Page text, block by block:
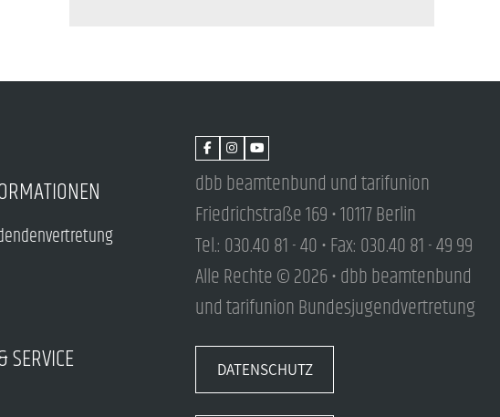
SERVICE
dbb beamtenbund und tarifunion
Friedrichstraße 169 • 10117 Berlin
Tel.: 030.40 81 - 40 • Fax: 030.40 81 - 49 99
Alle Rechte © 2026 • dbb beamtenbund
und tarifunion Bundesjugendvertretung
DATENSCHUTZ